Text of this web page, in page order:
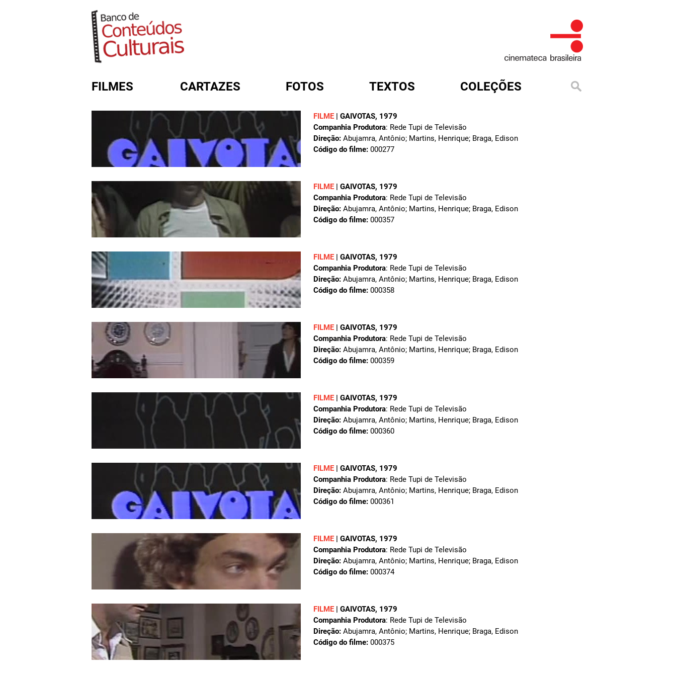
FILMES CARTAZES FOTOS TEXTOS COLEÇÕES
FILME | GAIVOTAS, 1979
Companhia Produtora: Rede Tupi de Televisão
Direção: Abujamra, Antônio; Martins, Henrique; Braga, Edison
Código do filme: 000277
FILME | GAIVOTAS, 1979
Companhia Produtora: Rede Tupi de Televisão
Direção: Abujamra, Antônio; Martins, Henrique; Braga, Edison
Código do filme: 000357
FILME | GAIVOTAS, 1979
Companhia Produtora: Rede Tupi de Televisão
Direção: Abujamra, Antônio; Martins, Henrique; Braga, Edison
Código do filme: 000358
FILME | GAIVOTAS, 1979
Companhia Produtora: Rede Tupi de Televisão
Direção: Abujamra, Antônio; Martins, Henrique; Braga, Edison
Código do filme: 000359
FILME | GAIVOTAS, 1979
Companhia Produtora: Rede Tupi de Televisão
Direção: Abujamra, Antônio; Martins, Henrique; Braga, Edison
Código do filme: 000360
FILME | GAIVOTAS, 1979
Companhia Produtora: Rede Tupi de Televisão
Direção: Abujamra, Antônio; Martins, Henrique; Braga, Edison
Código do filme: 000361
FILME | GAIVOTAS, 1979
Companhia Produtora: Rede Tupi de Televisão
Direção: Abujamra, Antônio; Martins, Henrique; Braga, Edison
Código do filme: 000374
FILME | GAIVOTAS, 1979
Companhia Produtora: Rede Tupi de Televisão
Direção: Abujamra, Antônio; Martins, Henrique; Braga, Edison
Código do filme: 000375
FORMULÁRIO DE BUSCA